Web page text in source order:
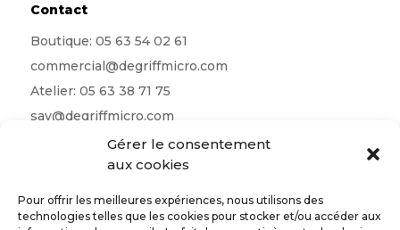
Gérer le consentement
aux cookies
Pour offrir les meilleures expériences, nous utilisons des
technologies telles que les cookies pour stocker et/ou accéder aux
Contact
Boutique: 05 63 54 02 61
commercial@degriffmicro.com
Atelier: 05 63 38 71 75
sav@degriffmicro.com
albi@degriffmicro.com
16 Avenue de Garban 81990 Puygouzon